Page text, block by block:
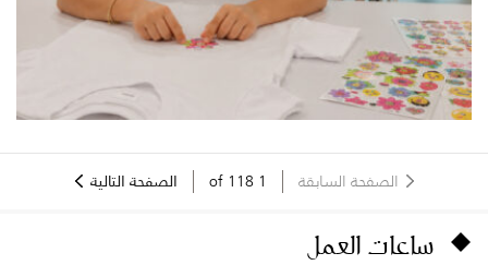
الصفحة السابقة 1
118 الصفحة التالية
ساعات العمل